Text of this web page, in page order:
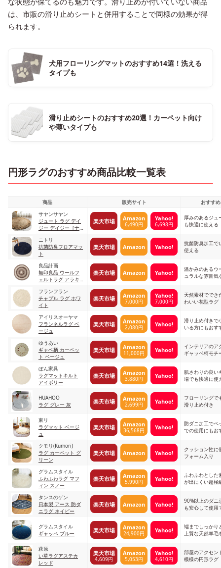
は、市販の滑り止めシートと併用することで同様の効果が得
られます。
犬用フローリングマットのおすすめ14選！洗える
タイプも
滑り止めシートのおすすめ20選！カーペット向け
や薄いタイプも
円形ラグのおすすめ商品比較一覧表
商品 販売サイト
おすす
サヤンサヤン
ジュート ラグ デイ
ジー デイジー［ナ
楽天市場 Amazon
6,490円
Yahoo!
6,698円
厚みのあるジュ
も快適に使える
ニトリ
抗菌防臭フロアマッ
ト
楽天市場 Amazon Yahoo!
抗菌防臭加工で
使える
良品計画
無印良品 ウールフ
ェルトラグ アラキ
楽天市場 Amazon Yahoo!
温かみのあるウ
ュラルな雰囲気
フランフラン
チャプル ラグ ホワ
イト
楽天市場 Amazon
7,000円
Yahoo!
7,000円
天然素材ででき
わいい花型ラグ
アイリスオーヤマ
フランネルラグ ベ
ージュ
楽天市場 Amazon
2,080円 Yahoo!
滑り止め付きで
いる方にもおす
ゆうあい
ギャベ柄 カーペッ
ト ベージュ
楽天市場 Amazon
11,000円 Yahoo!
インテリアのア
ギャッベ柄モチ
ぼん家具
ラグマットキルト
アイボリー
楽天市場 Amazon
3,880円 Yahoo!
肌さわりの良い
場でも快適に使
HUAHOO
ラグ グレー 灰
楽天市場 Amazon
2,699円 Yahoo!
フローリングで
滑り止め付き
東リ
ラグマット ベージ
ュ
楽天市場 Amazon
36,568円 Yahoo!
防ダニ加工でペ
での使用にもお
クモリ(Kumori)
ラグ カーペット グ
リーン
楽天市場 Amazon Yahoo!
クッション性に
フォーム入り
グラムスタイル
ふわふわラグ マフ
ィン スノー
楽天市場 Amazon
5,990円 Yahoo!
ふわふわとした
が出にくい超極
タンスのゲン
日本製 アース 防ダ
ニラグ ネイビー
楽天市場 Amazon Yahoo!
90%以上のダニ
も安心して使用
グラムスタイル
ギャッベ ブルー
楽天市場 Amazon
24,900円 Yahoo!
端までしっかり
上質な天然羊毛
萩原
い草ラグアステカ
レッド
楽天市場
4,609円
Amazon
5,053円
Yahoo!
4,610円
部屋のアクセン
模様の円形ラグ